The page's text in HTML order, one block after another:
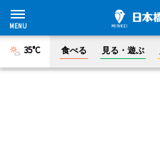
35°C 食べる 見る・遊ぶ